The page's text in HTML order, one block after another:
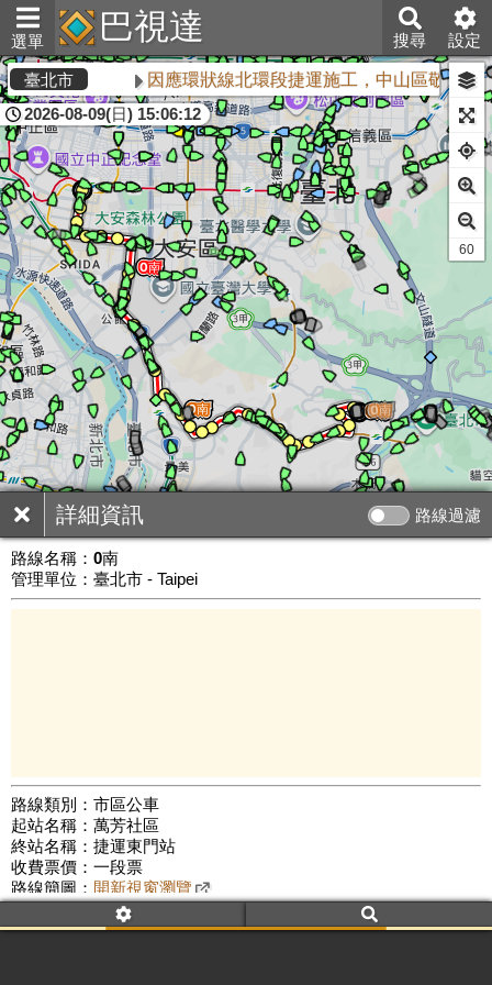
選單 巴視達 搜尋 設定
詳細資訊 路線過濾
路線名稱： 0南
管理單位：臺北市 - Taipei
路線類別：市區公車
起站名稱：萬芳社區
終站名稱：捷運東門站
收費票價：一段票
路線簡圖： 開新視窗瀏覽
附屬名稱：0南
臺北市 因應環狀線北環段捷運施工，中山區敬業三
2026-08-09(日) 15:06:12
公車數量: 累計6361、上線4714
60